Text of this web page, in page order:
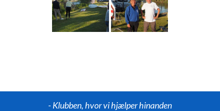
- Klubben, hvor vi hjælper hinanden